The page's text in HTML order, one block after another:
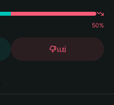
50%
แย่